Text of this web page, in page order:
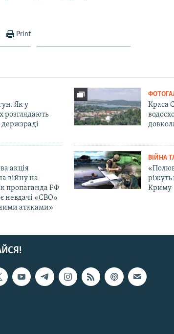
Print
Як у
розглядають
Краса
акція
війну на
пропаганда РФ
невдачі «СВО»
атаками»
ВІЙНА
ріжуть
Криму